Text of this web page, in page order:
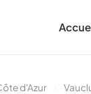
d'Azur